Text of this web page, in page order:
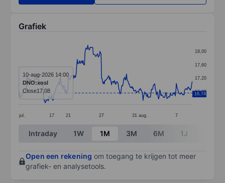
Grafiek
Line chart with 315 data points.
The chart has 1 X axis displaying categories.
The chart has 1 Y axis displaying values. Data ranges
jul. 17 21 27 31 aug. 7
16,80
17,20
17,60
18,00
16,74
10-aug-2026 14:00
DNO:xosl
Close17,08
End of interactive chart.
Intraday 1W 1M 3M 6M 1J
Open een rekening om toegang te krijgen tot meer
grafiek- en analysetools.